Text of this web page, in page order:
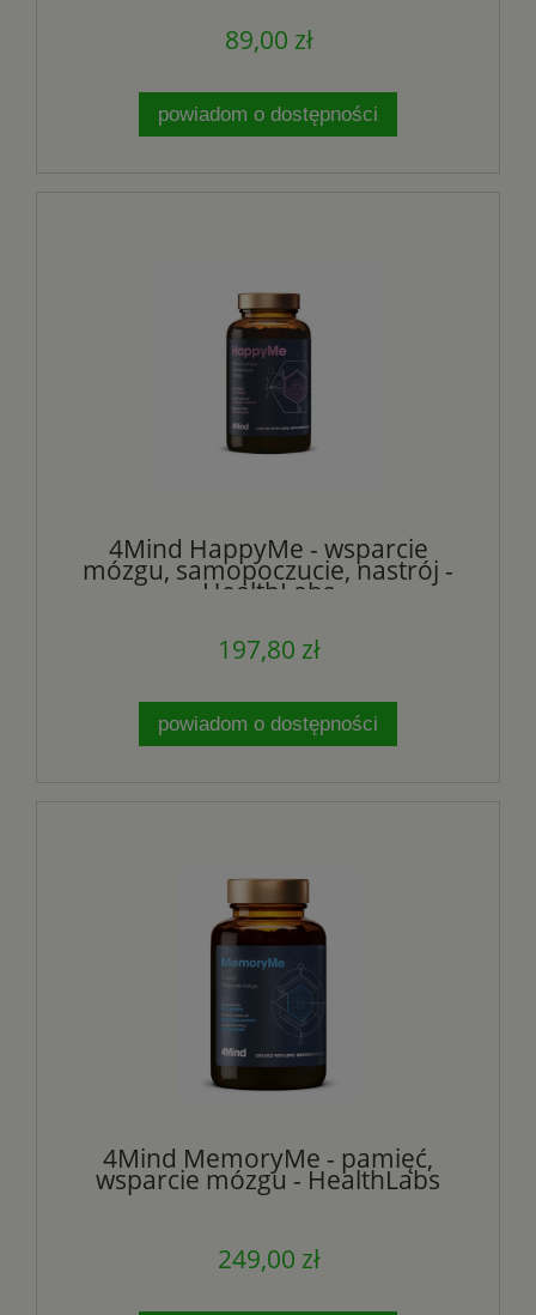
89,00 zł
powiadom o dostępności
4Mind HappyMe - wsparcie
mózgu, samopoczucie, nastrój -
HealthLabs
197,80 zł
powiadom o dostępności
4Mind MemoryMe - pamięć,
wsparcie mózgu - HealthLabs
249,00 zł